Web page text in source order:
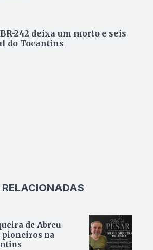
242 deixa um morto e seis
do Tocantins
de Abreu
pioneiros na